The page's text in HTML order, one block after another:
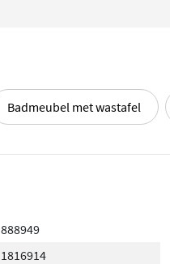
Badmeubel met wastafel
888949
1816914